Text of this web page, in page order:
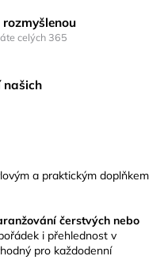
celých 365
našich
a praktickým doplňkem
čerstvých nebo
i přehlednost v
pro každodenní